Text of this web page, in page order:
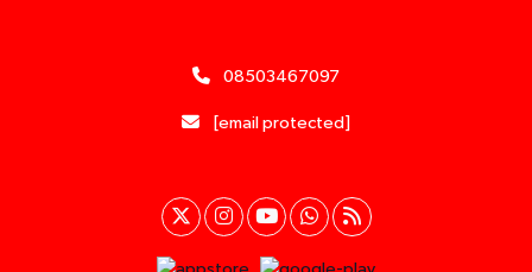
08503467097
[email protected]